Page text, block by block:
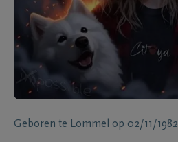
Geboren te Lommel op 02/11/1982